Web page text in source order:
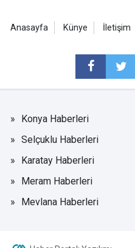
Anasayfa Künye İletişim
Konya Haberleri
Selçuklu Haberleri
Karatay Haberleri
Meram Haberleri
Mevlana Haberleri